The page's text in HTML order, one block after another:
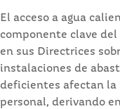
El acceso a agua
componente clave del
en sus Directrices
instalaciones de
deficientes afectan la
personal, derivando